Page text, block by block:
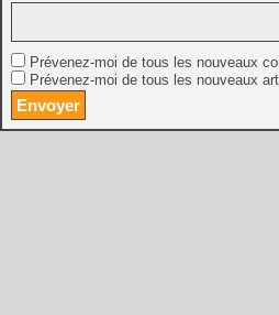
Prévenez-moi de tous les nouveaux
Prévenez-moi de tous les nouveaux